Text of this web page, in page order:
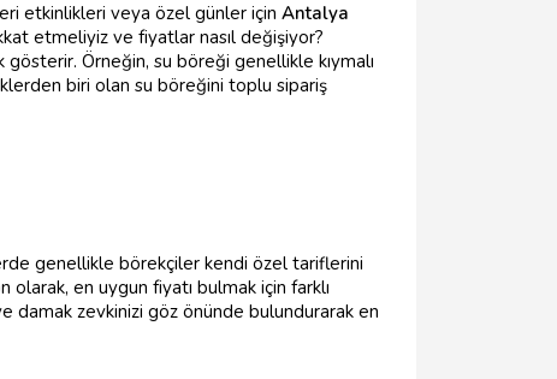
etkinlikleri veya özel günler için Antalya
etmeliyiz ve fiyatlar nasıl değişiyor?
Örneğin, su böreği genellikle kıymalı
biri olan su böreğini toplu sipariş
genellikle börekçiler kendi özel tariflerini
en uygun fiyatı bulmak için farklı
damak zevkinizi göz önünde bulundurarak en